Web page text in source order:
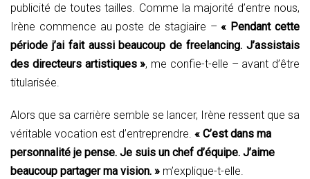
publicité de toutes tailles. Comme la majorité d’entre nous,
Irène commence au poste de stagiaire –« Pendant cette
période j’ai fait aussi beaucoup de freelancing. J’assistais
des directeurs artistiques », me confie-t-elle – avant d’être
titularisée.
Alors que sa carrière semble se lancer, Irène ressent que sa
véritable vocation est d’entreprendre. « C’est dans ma
personnalité je pense. Je suis un chef d’équipe. J’aime
beaucoup partager ma vision. » m’explique-t-elle.